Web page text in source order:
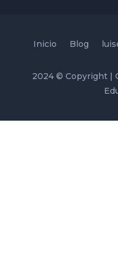
Inicio Blog
2024 © Copyright |